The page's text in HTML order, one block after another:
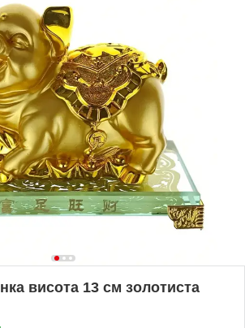
висота 13 см золотиста